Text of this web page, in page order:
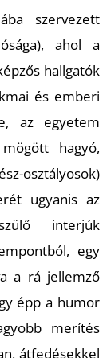
szervezett
ahol a
hallgatók
és emberi
az egyetem
hagyó,
ugyanis az
interjúk
egy
a rá jellemző
épp a humor
merítés
átfedésekkel